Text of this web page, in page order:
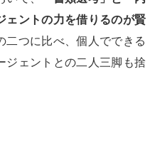
ェントの力を借りるのが賢
二つに比べ、個人でできる
ジェントとの二人三脚も捨